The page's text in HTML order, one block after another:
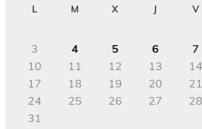
L M X J V
3
4 5 6 7
10
11 12 13 14
17
18 19 20 21
24
25 26 27 28
31